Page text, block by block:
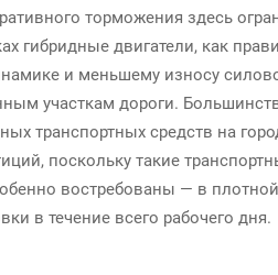
торможения здесь
гибридные двигатели, как
и меньшему износу
участкам дороги.
транспортных средств на
поскольку такие
востребованы — в
в течение всего рабочего дня.